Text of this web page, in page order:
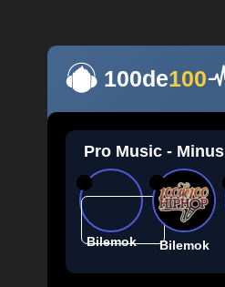
100de100
Pro Music - Minus
Bilemok Bilemok